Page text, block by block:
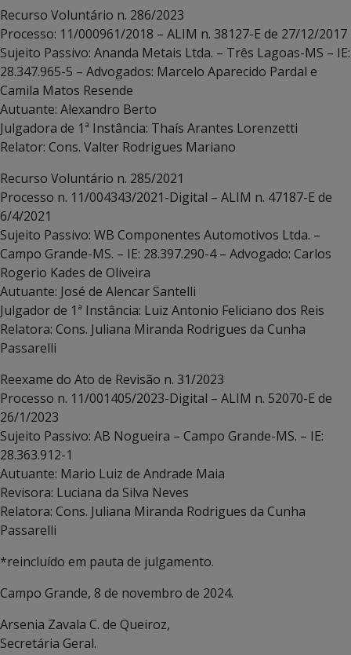
Recurso Voluntário n. 286/2023
Processo: 11/000961/2018 – ALIM n. 38127-E de 27/12/2017
Sujeito Passivo: Ananda Metais Ltda. – Três Lagoas-MS – IE:
28.347.965-5 – Advogados: Marcelo Aparecido Pardal e
Camila Matos Resende
Autuante: Alexandro Berto
Julgadora de 1ª Instância: Thaís Arantes Lorenzetti
Relator: Cons. Valter Rodrigues Mariano
Recurso Voluntário n. 285/2021
Processo n. 11/004343/2021-Digital – ALIM n. 47187-E de
6/4/2021
Sujeito Passivo: WB Componentes Automotivos Ltda. –
Campo Grande-MS. – IE: 28.397.290-4 – Advogado: Carlos
Rogerio Kades de Oliveira
Autuante: José de Alencar Santelli
Julgador de 1ª Instância: Luiz Antonio Feliciano dos Reis
Relatora: Cons. Juliana Miranda Rodrigues da Cunha
Passarelli
Reexame do Ato de Revisão n. 31/2023
Processo n. 11/001405/2023-Digital – ALIM n. 52070-E de
26/1/2023
Sujeito Passivo: AB Nogueira – Campo Grande-MS. – IE:
28.363.912-1
Autuante: Mario Luiz de Andrade Maia
Revisora: Luciana da Silva Neves
Relatora: Cons. Juliana Miranda Rodrigues da Cunha
Passarelli
*reincluído em pauta de julgamento.
Campo Grande, 8 de novembro de 2024.
Arsenia Zavala C. de Queiroz,
Secretária Geral.